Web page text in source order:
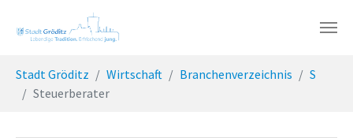
Skip to main content
Stadt Gröditz Wirtschaft Branchenverzeichnis
S
Steuerberater